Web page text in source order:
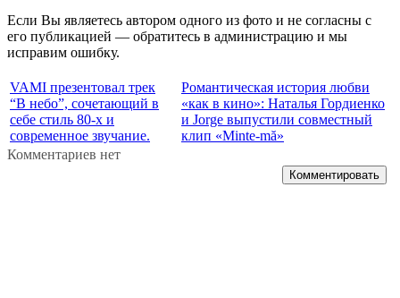
Если Вы являетесь автором одного из фото и не согласны с
его публикацией — обратитесь в администрацию и мы
исправим ошибку.
VAMI презентовал трек
“В небо”, сочетающий в
себе стиль 80-х и
современное звучание.
Романтическая история любви
«как в кино»: Наталья Гордиенко
и Jorge выпустили совместный
клип «Minte-mă»
Комментариев нет
Комментировать